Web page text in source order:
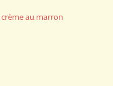
crème au marron